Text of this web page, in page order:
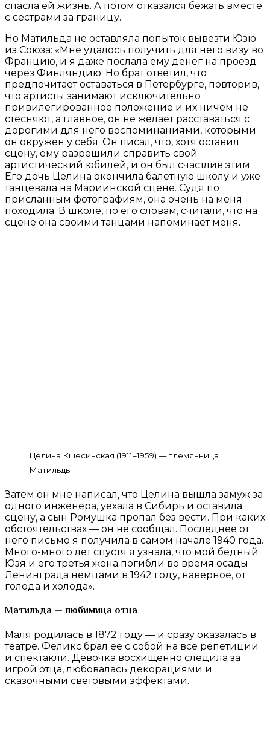
спасла ей жизнь. А потом отказался бежать вместе
с сестрами за границу.
Но Матильда не оставляла попыток вывезти Юзю
из Союза: «Мне удалось получить для него визу во
Францию, и я даже послала ему денег на проезд
через Финляндию. Но брат ответил, что
предпочитает оставаться в Петербурге, повторив,
что артисты занимают исключительно
привилегированное положение и их ничем не
стесняют, а главное, он не желает расставаться с
дорогими для него воспоминаниями, которыми
он окружен у себя. Он писал, что, хотя оставил
сцену, ему разрешили справить свой
артистический юбилей, и он был счастлив этим.
Его дочь Целина окончила балетную школу и уже
танцевала на Мариинской сцене. Судя по
присланным фотографиям, она очень на меня
походила. В школе, по его словам, считали, что на
сцене она своими танцами напоминает меня.
Целина Кшесинская (1911–1959) — племянница
Матильды
Затем он мне написал, что Целина вышла замуж за
одного инженера, уехала в Сибирь и оставила
сцену, а сын Ромушка пропал без вести. При каких
обстоятельствах — он не сообщал. Последнее от
него письмо я получила в самом начале 1940 года.
Много-много лет спустя я узнала, что мой бедный
Юзя и его третья жена погибли во время осады
Ленинграда немцами в 1942 году, наверное, от
голода и холода».
Матильда — любимица отца
Маля родилась в 1872 году — и сразу оказалась в
театре. Феликс брал ее с собой на все репетиции
и спектакли. Девочка восхищенно следила за
игрой отца, любовалась декорациями и
сказочными световыми эффектами.